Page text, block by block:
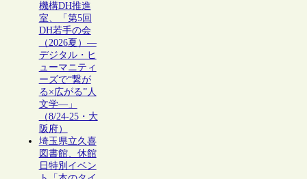
機構DH推進
室、「第5回
DH若手の会
（2026夏）―
デジタル・ヒ
ューマニティ
ーズで“繋が
る×広がる”人
文学―」
（8/24-25・大
阪府）
埼玉県立久喜
図書館、休館
日特別イベン